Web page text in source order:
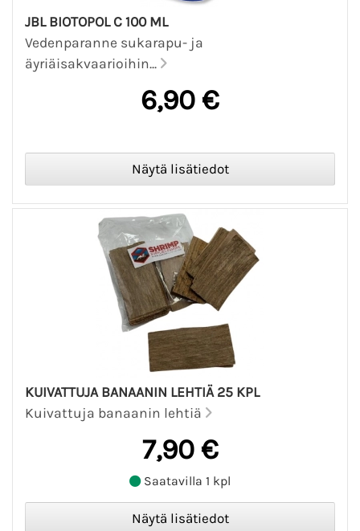
JBL BIOTOPOL C 100 ML
Vedenparanne sukarapu- ja
äyriäisakvaarioihin...
6,90 €
KUIVATTUJA BANAANIN LEHTIÄ 25 KPL
Kuivattuja banaanin lehtiä
7,90 €
Saatavilla 1 kpl